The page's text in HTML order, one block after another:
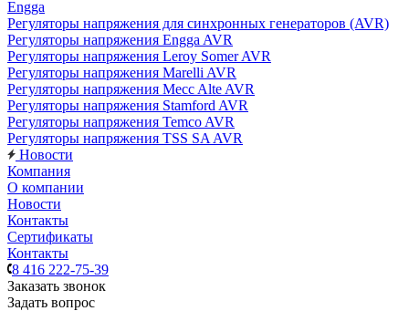
Engga
Регуляторы напряжения для синхронных генераторов (AVR)
Регуляторы напряжения Engga AVR
Регуляторы напряжения Leroy Somer AVR
Регуляторы напряжения Marelli AVR
Регуляторы напряжения Mecc Alte AVR
Регуляторы напряжения Stamford AVR
Регуляторы напряжения Temco AVR
Регуляторы напряжения TSS SA AVR
Новости
Компания
О компании
Новости
Контакты
Сертификаты
Контакты
8 416 222-75-39
Заказать звонок
Задать вопрос